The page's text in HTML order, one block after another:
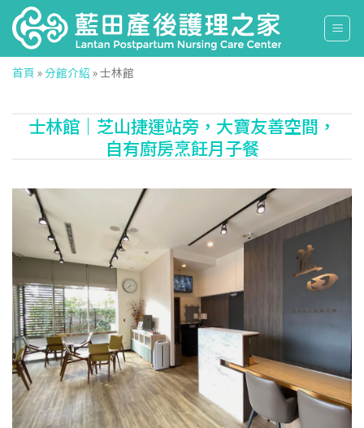
Skip
to
content
首頁 »分館介紹 »士林館
士林館｜芝山捷運站旁，大寶友善空間，
自有廚房烹飪月子餐